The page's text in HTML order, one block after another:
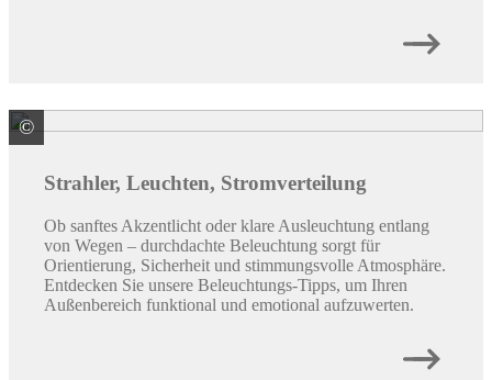
© Paulmann Licht GmbH
Strahler, Leuchten, Stromverteilung
Ob sanftes Akzentlicht oder klare Ausleuchtung entlang
von Wegen – durchdachte Beleuchtung sorgt für
Orientierung, Sicherheit und stimmungsvolle Atmosphäre.
Entdecken Sie unsere Beleuchtungs-Tipps, um Ihren
Außenbereich funktional und emotional aufzuwerten.